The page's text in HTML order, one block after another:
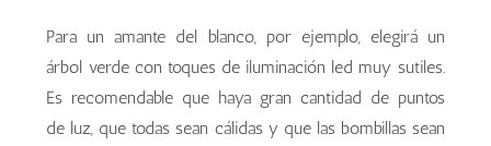
Para un amante del blanco, por ejemplo, elegirá un
árbol verde con toques de iluminación led muy sutiles.
Es recomendable que haya gran cantidad de puntos
de luz, que todas sean cálidas y que las bombillas sean